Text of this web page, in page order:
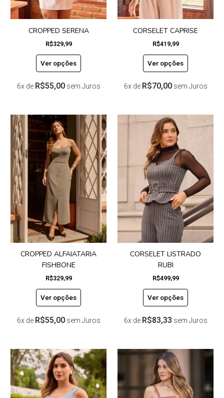
CROPPED SERENA
R$329,99
Ver opções
na
página
do
6x de R$55,00 sem Juros
CORSELET CAPRISE
R$419,99
Ver opções
na
página
do
6x de R$70,00 sem Juros
CROPPED ALFAIATARIA
FISHBONE
R$329,99
Ver opções
Este
produto
tem
várias
variantes.
As
opções
podem
escolhidas
na
página
do
6x de R$55,00 sem Juros
CORSELET LISTRADO
RUBI
R$499,99
Ver opções
produto
várias
variantes.
As
opções
podem
ser
escolhidas
na
página
do
6x de R$83,33 sem Juros
Este
produto
tem
várias
várias